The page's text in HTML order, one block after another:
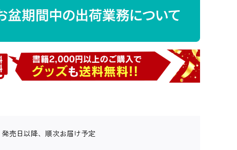
発売日以降、順次お届け予定